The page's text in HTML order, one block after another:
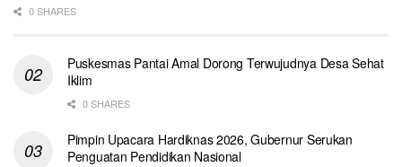
0 SHARES
Puskesmas Pantai Amal Dorong Terwujudnya Desa Sehat
Iklim
0 SHARES
Pimpin Upacara Hardiknas 2026, Gubernur Serukan
Penguatan Pendidikan Nasional